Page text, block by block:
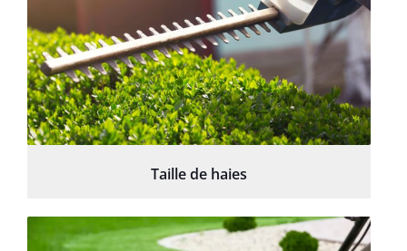
Taille de haies